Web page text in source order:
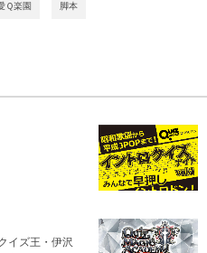
Ｑ楽園 脚本
イズ王・伊沢